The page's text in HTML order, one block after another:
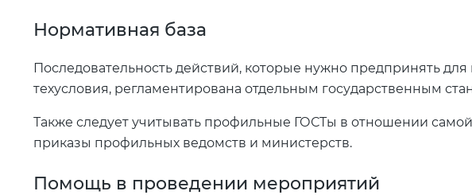
Нормативная база
Последовательность действий, которые нужно предпринять
техусловия, регламентирована отдельным государственным
Также следует учитывать профильные ГОСТы в отношении
приказы профильных ведомств и министерств.
Помощь в проведении мероприятий